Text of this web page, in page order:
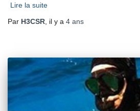
Lire la suite
Par H3CSR , il y a 4 ans